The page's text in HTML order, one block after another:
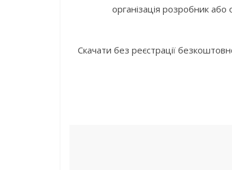
організація розробник
Скачати без реєстрації